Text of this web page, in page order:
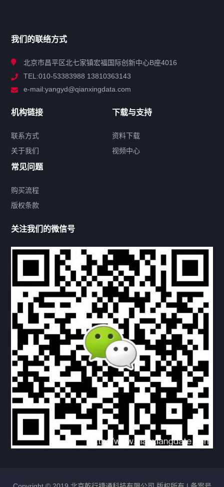
解决方案
联系方式
热门标签
机构链接
联系方式 关于我们
下载与支持
资料下载 视频中心
常见问题
购买流程 版权条款
北京乾行捷通荣获阿里巴巴国际站多项年度荣誉，持续引
领ICT与AI行业发展
2025/12/22 530 新闻中心 信创服务器国产服务器
我们的联络方式
北京市昌平区北七家镇宏福国际创新中心B座4016
TEL:010-53383988 13810363143
e-mail:yangyd@qianxingdata.com
机构链接
联系方式
关于我们
下载与支持
资料下载
视频中心
常见问题
购买流程
版权条款
关注我们的微信号